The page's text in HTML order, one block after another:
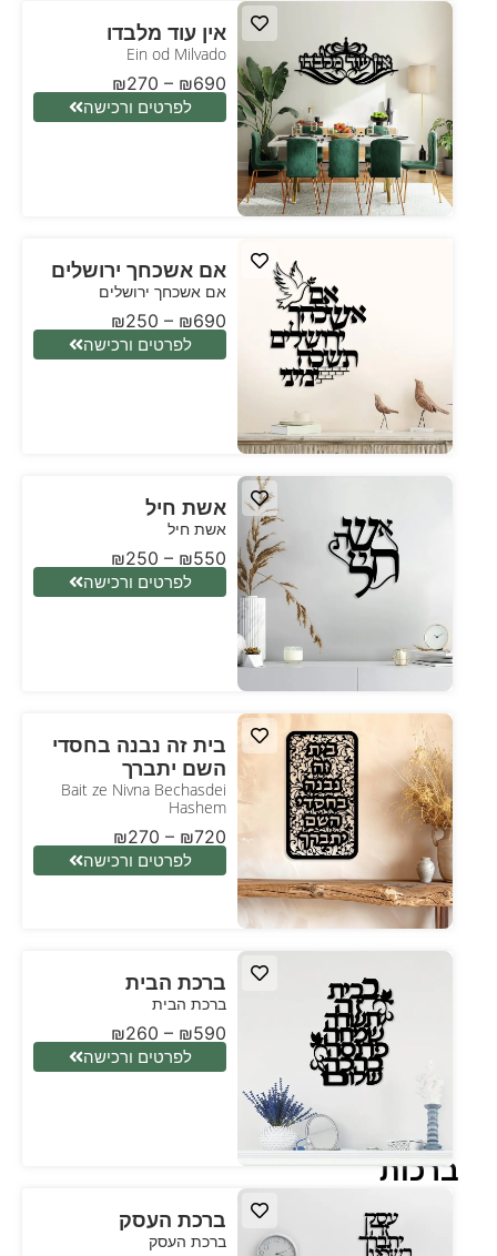
ברכות
אין עוד מלבדו
Ein od Milvado
₪270 – ₪690
לפרטים ורכישה
אם אשכחך ירושלים
אם אשכחך ירושלים
₪250 – ₪690
לפרטים ורכישה
אשת חיל
אשת חיל
₪250 – ₪550
לפרטים ורכישה
בית זה נבנה בחסדי
השם יתברך
Bait ze Nivna Bechasdei
Hashem
₪270 – ₪720
לפרטים ורכישה
ברכת הבית
ברכת הבית
₪260 – ₪590
לפרטים ורכישה
ברכת העסק
ברכת העסק